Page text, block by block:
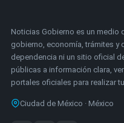
Noticias Gobierno es un medio
gobierno, economía, trámites y
dependencia ni un sitio oficial
públicas a información clara,
portales oficiales para realizar
Ciudad de México · México